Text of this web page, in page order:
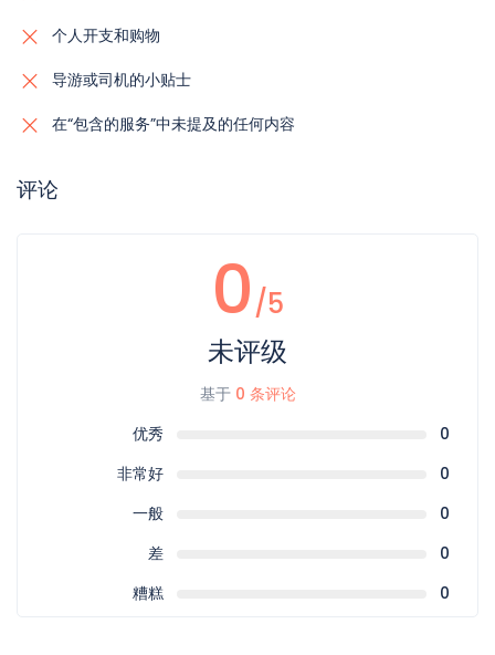
个人开支和购物
导游或司机的小贴士
在“包含的服务”中未提及的任何内容
评论
0/5
未评级
基于 0 条评论
优秀
0
非常好
0
一般
0
差
0
糟糕
0